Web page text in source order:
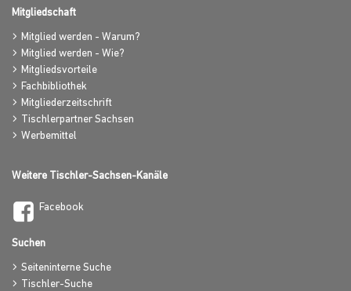
Mitgliedschaft
Mitglied werden - Warum?
Mitglied werden - Wie?
Mitgliedsvorteile
Fachbibliothek
Mitgliederzeitschrift
Tischlerpartner Sachsen
Werbemittel
Weitere Tischler-Sachsen-Kanäle
Facebook
Suchen
Seiteninterne Suche
Tischler-Suche